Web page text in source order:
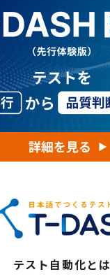
テスト自動化とは